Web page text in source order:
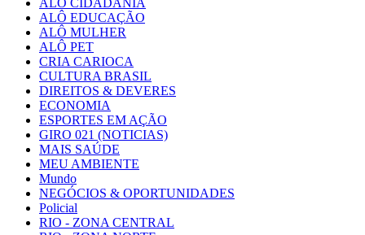
ALÔ EDUCAÇÃO
ALÔ MULHER
ALÔ PET
CRIA CARIOCA
CULTURA BRASIL
DIREITOS & DEVERES
ECONOMIA
ESPORTES EM AÇÃO
GIRO 021 (NOTICIAS)
MAIS SAÚDE
MEU AMBIENTE
Mundo
NEGÓCIOS & OPORTUNIDADES
Policial
RIO - ZONA CENTRAL